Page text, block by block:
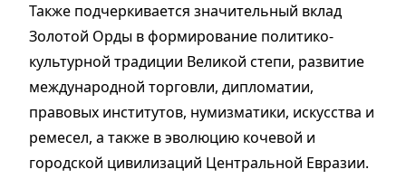
Также подчеркивается значительный вклад
Золотой Орды в формирование политико-
культурной традиции Великой степи, развитие
международной торговли, дипломатии,
правовых институтов, нумизматики, искусства и
ремесел, а также в эволюцию кочевой и
городской цивилизаций Центральной Евразии.